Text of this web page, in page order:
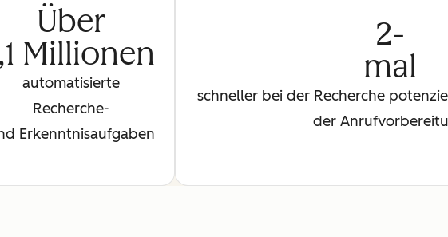
Über
Millionen
automatisierte
Recherche-
Erkenntnisaufgaben
2-
mal
schneller bei der Recherche
der